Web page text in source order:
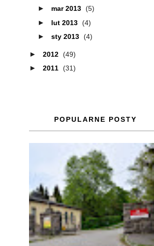
► mar 2013 (5)
► lut 2013 (4)
► sty 2013 (4)
► 2012 (49)
► 2011 (31)
POPULARNE POSTY